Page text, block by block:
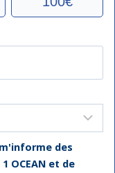
des
OCEAN et de